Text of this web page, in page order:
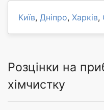
Київ, Дніпро, Харків,
Розцінки на
хімчистку